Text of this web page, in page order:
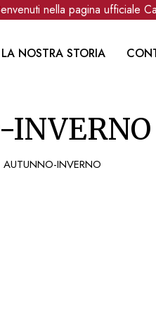
nella pagina ufficiale
LA NOSTRA STORIA
AUTUNNO-INVERNO